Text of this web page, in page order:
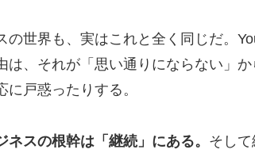
の世界も、実はこれと全く同じだ。
は、それが「思い通りにならない」
戸惑ったりする。
ネスの根幹は「継続」にある。 そし